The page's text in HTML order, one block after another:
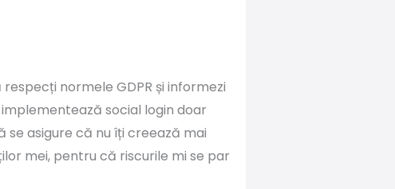
normele GDPR și informezi
social login doar
asigure că nu îți creează mai
mei, pentru că riscurile mi se par